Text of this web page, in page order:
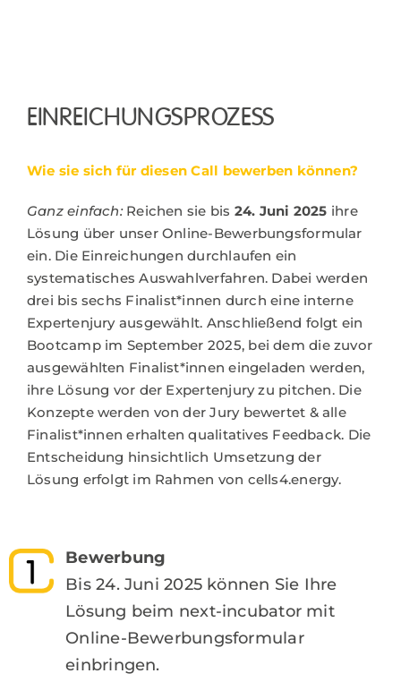
EINREICHUNGSPROZESS
Wie sie sich für diesen Call bewerben können?
Ganz einfach:Reichen sie bis 24. Juni 2025 ihre
Lösung über unser Online-Bewerbungsformular
ein. Die Einreichungen durchlaufen ein
systematisches Auswahlverfahren. Dabei werden
drei bis sechs Finalist*innen durch eine interne
Expertenjury ausgewählt. Anschließend folgt ein
Bootcamp im September 2025, bei dem die zuvor
ausgewählten Finalist*innen eingeladen werden,
ihre Lösung vor der Expertenjury zu pitchen. Die
Konzepte werden von der Jury bewertet & alle
Finalist*innen erhalten qualitatives Feedback. Die
Entscheidung hinsichtlich Umsetzung der
Lösung erfolgt im Rahmen von cells4.energy.
Bewerbung
Bis 24. Juni 2025 können Sie Ihre
Lösung beim next-incubator mit
Online-Bewerbungsformular
einbringen.